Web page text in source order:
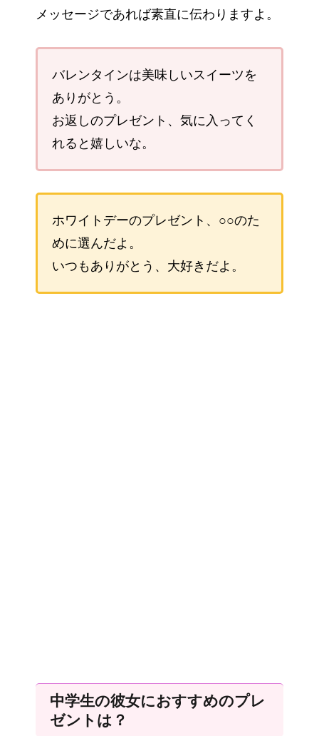
メッセージであれば素直に伝わりますよ。
バレンタインは美味しいスイーツを
ありがとう。
お返しのプレゼント、気に入ってく
れると嬉しいな。
ホワイトデーのプレゼント、○○のた
めに選んだよ。
いつもありがとう、大好きだよ。
中学生の彼女におすすめのプレ
ゼントは？